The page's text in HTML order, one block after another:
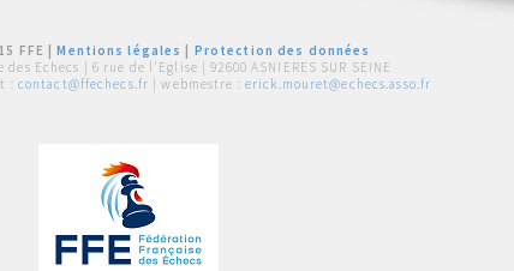
FFE |Mentions légales
Protection des données
Echecs | 6 rue de l'Eglise | 92600 ASNIERES SUR SEINE
: contact@ffechecs.fr | webmestre : erick.mouret@echecs.asso.fr